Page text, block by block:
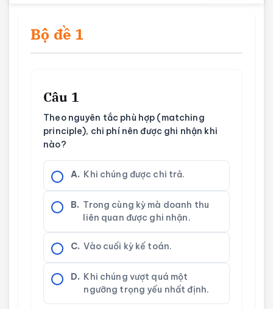
Bộ đề 1
Câu 1
Theo nguyên tắc phù hợp (matching
principle), chi phí nên được ghi nhận khi
nào?
A. Khi chúng được chi trả.
B. Trong cùng kỳ mà doanh thu
liên quan được ghi nhận.
C. Vào cuối kỳ kế toán.
D. Khi chúng vượt quá một
ngưỡng trọng yếu nhất định.